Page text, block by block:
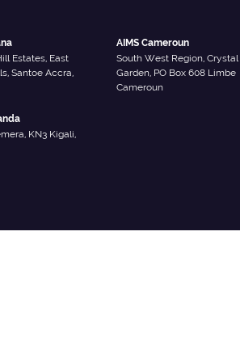
Estates, East
Santoe Accra,
AIMS Cameroun
South West Region, Crystal
Garden, PO Box 608 Limbe
Cameroun
KN3 Kigali,